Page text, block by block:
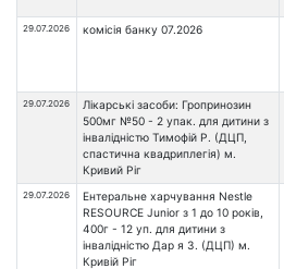
29.07.2026 комісія банку 07.2026
29.07.2026
Лікарські засоби: Гропринозин
500мг №50 - 2 упак. для дитини з
інвалідністю Тимофій Р. (ДЦП,
спастична квадриплегія) м.
Кривий Ріг
29.07.2026
Ентеральне харчування Nestle
RESOURCE Junior з 1 до 10 років,
400г - 12 уп. для дитини з
інвалідністю Дар я З. (ДЦП) м.
Кривій Ріг